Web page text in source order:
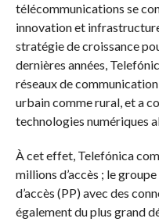
télécommunications se
innovation et
stratégie de croissance
dernières années,
réseaux de
urbain comme rural, et a
technologies numériques
À cet effet, Telefónica
millions d’accès ; le
d’accès (PP) avec des
également du plus grand